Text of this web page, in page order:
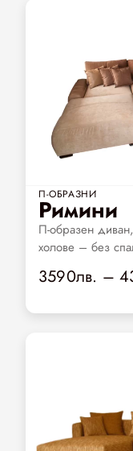
П-ОБРАЗНИ
Римини
П-образен
холове – без
3590лв. –